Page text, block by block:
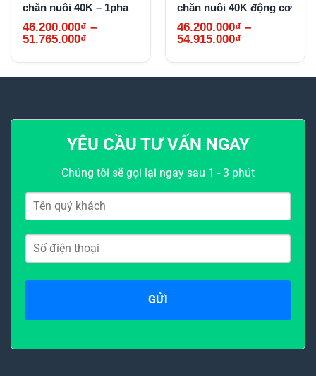
chăn nuôi 40K – 1pha
46.200.000₫ –
51.765.000₫Khoảng
từ
46.200.000₫
chăn nuôi 40K động cơ
46.200.000₫ –
54.915.000₫Khoảng
từ
46.200.000₫
YÊU CẦU TƯ VẤN NGAY
Chúng tôi sẽ gọi lại ngay sau 1 - 3 phút